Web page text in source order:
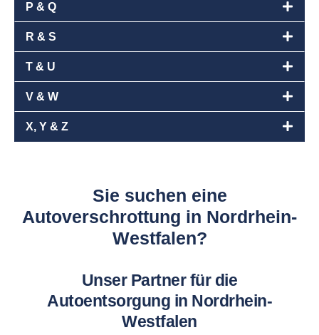
P & Q
R & S
T & U
V & W
X, Y & Z
Sie suchen eine
Autoverschrottung in Nordrhein-
Westfalen?
Unser Partner für die
Autoentsorgung in Nordrhein-
Westfalen